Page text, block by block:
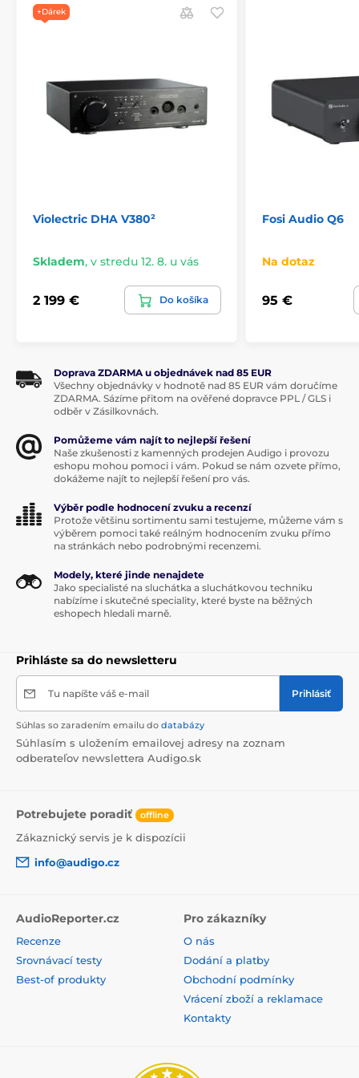
+Dárek
Violectric DHA V380²
Skladem, v stredu 12. 8. u vás
2 199 € Do košíka
Fosi Audio Q6
Na dotaz
95 €
Doprava ZDARMA u objednávek nad 85 EUR
Všechny objednávky v hodnotě nad 85 EUR vám doručíme
ZDARMA. Sázíme přitom na ověřené dopravce PPL / GLS i
odběr v Zásilkovnách.
Pomůžeme vám najít to nejlepší řešení
Naše zkušenosti z kamenných prodejen Audigo i provozu
eshopu mohou pomoci i vám. Pokud se nám ozvete přímo,
dokážeme najít to nejlepší řešení pro vás.
Výběr podle hodnocení zvuku a recenzí
Protože většinu sortimentu sami testujeme, můžeme vám s
výběrem pomoci také reálným hodnocením zvuku přímo
na stránkách nebo podrobnými recenzemi.
Modely, které jinde nenajdete
Jako specialisté na sluchátka a sluchátkovou techniku
nabízíme i skutečné speciality, které byste na běžných
eshopech hledali marně.
Prihláste sa do newsletteru
Tu napíšte váš e-mail Prihlásiť
Súhlas so zaradením emailu do databázy
Súhlasím s uložením emailovej adresy na zoznam
odberateľov newslettera Audigo.sk
Potrebujete poradiť offline
Zákaznický servis je k dispozícii
info@audigo.cz
AudioReporter.cz
Recenze
Srovnávací testy
Best-of produkty
Pro zákazníky
O nás
Dodání a platby
Obchodní podmínky
Vrácení zboží a reklamace
Kontakty